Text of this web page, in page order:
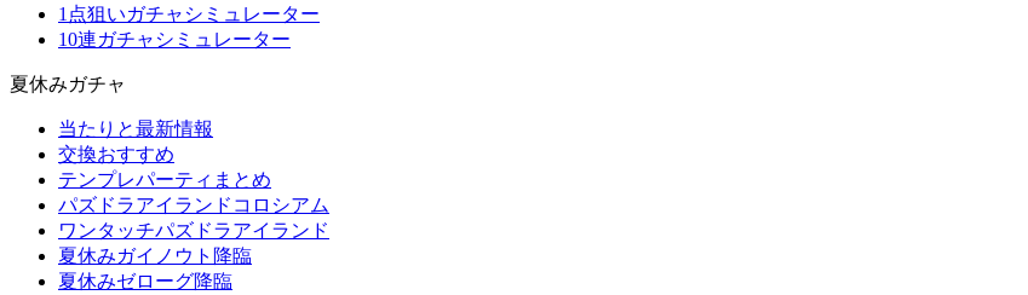
1点狙いガチャシミュレーター
10連ガチャシミュレーター
夏休みガチャ
当たりと最新情報
交換おすすめ
テンプレパーティまとめ
パズドラアイランドコロシアム
ワンタッチパズドラアイランド
夏休みガイノウト降臨
夏休みゼローグ降臨